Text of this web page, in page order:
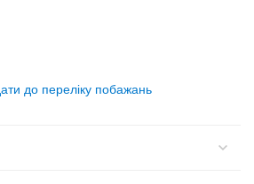
до переліку побажань